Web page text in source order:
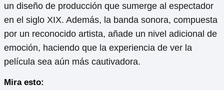
un diseño de producción que sumerge al espectador
en el siglo XIX. Además, la banda sonora, compuesta
por un reconocido artista, añade un nivel adicional de
emoción, haciendo que la experiencia de ver la
película sea aún más cautivadora.
Mira esto: